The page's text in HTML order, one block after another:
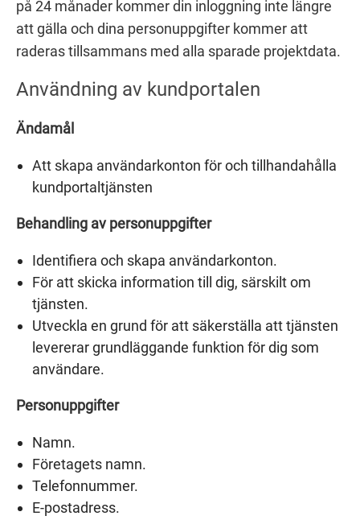
på 24 månader kommer din inloggning inte längre
att gälla och dina personuppgifter kommer att
raderas tillsammans med alla sparade projektdata.
Användning av kundportalen
Ändamål
Att skapa användarkonton för och tillhandahålla
kundportaltjänsten
Behandling av personuppgifter
Identifiera och skapa användarkonton.
För att skicka information till dig, särskilt om
tjänsten.
Utveckla en grund för att säkerställa att tjänsten
levererar grundläggande funktion för dig som
användare.
Personuppgifter
Namn.
Företagets namn.
Telefonnummer.
E-postadress.